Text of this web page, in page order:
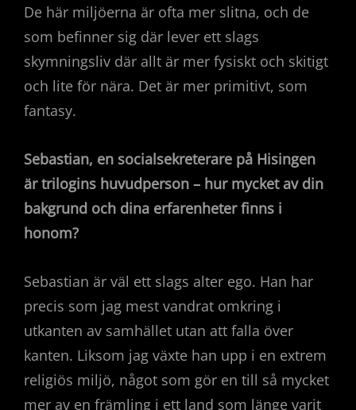
De här miljöerna är ofta mer slitna, och de
som befinner sig där lever ett slags
skymningsliv där allt är mer fysiskt och skitigt
och lite för nära. Det är mer primitivt, som
fantasy.
Sebastian, en socialsekreterare på Hisingen
är trilogins huvudperson – hur mycket av din
bakgrund och dina erfarenheter finns i
honom?
Sebastian är väl ett slags alter ego. Han har
precis som jag mest vandrat omkring i
utkanten av samhället utan att falla över
kanten. Liksom jag växte han upp i en extrem
religiös miljö, något som gör en till så mycket
mer av en främling i ett land som länge varit